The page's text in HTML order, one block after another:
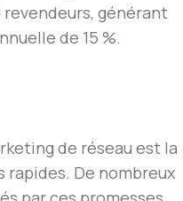
revendeurs, générant
de 15 %.
de réseau est la
rapides. De nombreux